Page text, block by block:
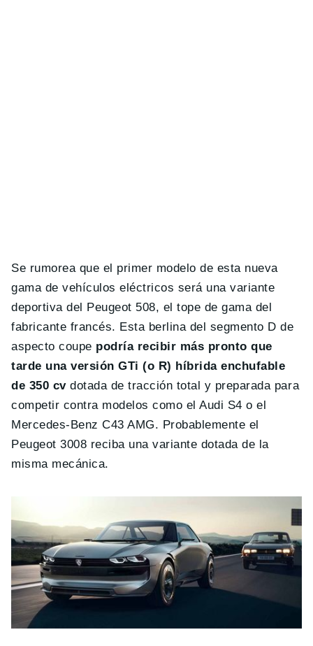
Se rumorea que el primer modelo de esta nueva
gama de vehículos eléctricos será una variante
deportiva del Peugeot 508, el tope de gama del
fabricante francés. Esta berlina del segmento D de
aspecto coupe podría recibir más pronto que
tarde una versión GTi (o R) híbrida enchufable
de 350 cvdotada de tracción total y preparada para
competir contra modelos como el Audi S4 o el
Mercedes-Benz C43 AMG. Probablemente el
Peugeot 3008 reciba una variante dotada de la
misma mecánica.